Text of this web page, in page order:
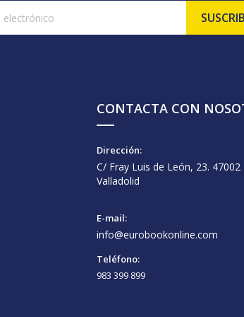
CONTACTA CON
Dirección:
C/ Fray Luis de León, 23. 47002
Valladolid
E-mail:
info@eurobookonline.com
Teléfono:
983 399 899